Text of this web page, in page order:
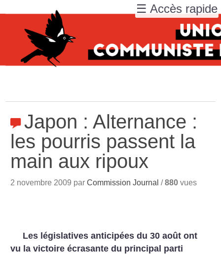
Japon : Alternance :
les pourris passent la
main aux ripoux
2 novembre 2009 parCommission Journal /880 vues
Les législatives anticipées du 30 août ont
vu la victoire écrasantedu principal parti
☰ Accès rapide